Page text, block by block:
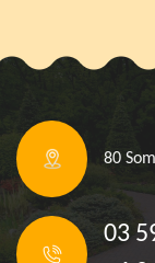
80
03